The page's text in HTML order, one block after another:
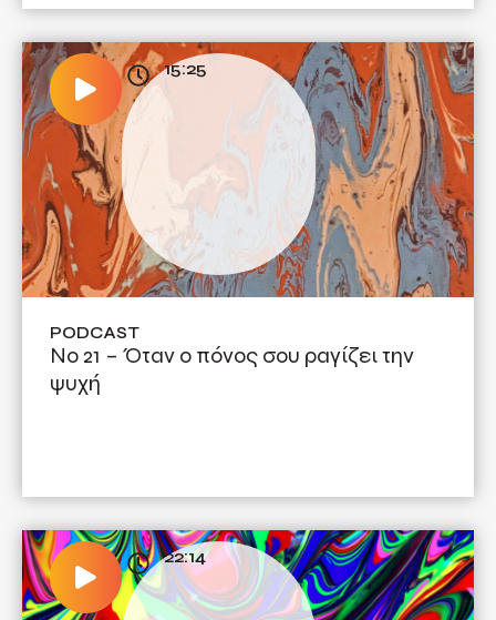
15:25
PODCAST
No 21 – Όταν ο πόνος σου ραγίζει την
ψυχή
22:14